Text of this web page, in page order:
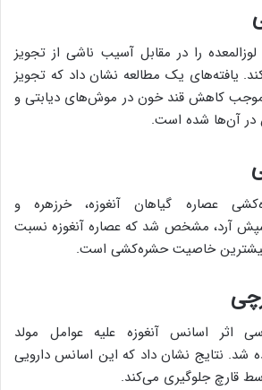
را در مقابل آسیب ناشی از تجویز
یافته‌های یک مطالعه نشان داد که تجویز
موجب کاهش قند خون در موش‌های دیابتی و
در آن‌ها شده است.
عصاره‌ گیاهان آنغوزه، خرزهره و
آرد، مشخص شد که عصاره آنغوزه نسبت
بیشترین خاصیت حشره‌کشی است.
اثر اسانس آنغوزه علیه عوامل مولد
شد. نتایج نشان داد که این اسانس دارویی
قارچ جلوگیری می‌کند.